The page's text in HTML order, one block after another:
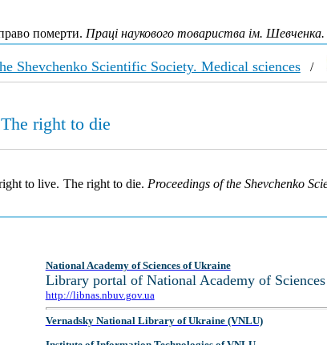
померти. Праці наукового товариства ім. Шевченка.
Shevchenko Scientific Society. Medical sciences/
right to die
to live. The right to die. Proceedings of the Shevchenko
National Academy of Sciences of Ukraine
Library portal of National Academy of
http://libnas.nbuv.gov.ua
Vernadsky National Library of Ukraine (VNLU)